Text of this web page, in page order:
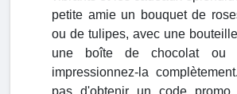
petite amie un bouquet de
ou de tulipes, avec une
une boîte de chocolat ou
impressionnez-la